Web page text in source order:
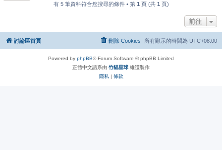
有 5 筆資料符合您搜尋的條件 • 第 1 頁 (共 1 頁)
前往
討論區首頁 所有顯示的時間為 UTC+08:00
刪除 Cookies
Powered by phpBB® Forum Software © phpBB Limited
正體中文語系由 竹貓星球 維護製作
隱私 | 條款